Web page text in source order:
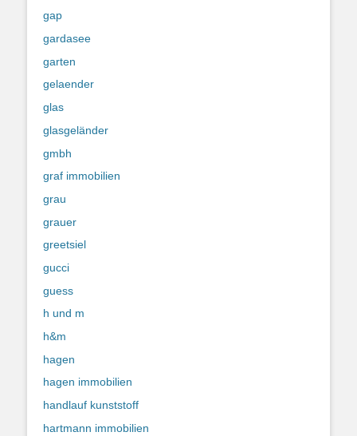
gap
gardasee
garten
gelaender
glas
glasgeländer
gmbh
graf immobilien
grau
grauer
greetsiel
gucci
guess
h und m
h&m
hagen
hagen immobilien
handlauf kunststoff
hartmann immobilien